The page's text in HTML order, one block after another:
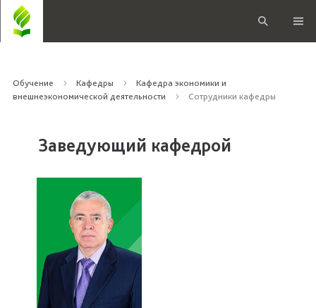
Обучение Кафедры
Кафедра экономики и
внешнеэкономической деятельности
Сотрудники кафедры
Заведующий кафедрой